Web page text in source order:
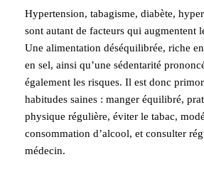
Hypertension, tabagisme, diabète,
sont autant de facteurs qui augmentent
Une alimentation déséquilibrée, riche en
en sel, ainsi qu’une sédentarité
également les risques. Il est donc
habitudes saines : manger équilibré,
physique régulière, éviter le tabac,
consommation d’alcool, et consulter
médecin.